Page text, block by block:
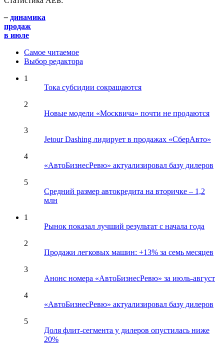
– динамика
продаж
в июле
Самое читаемое
Выбор редактора
1
Тока субсидии сокращаются
2
Новые модели «Москвича» почти не продаются
3
Jetour Dashing лидирует в продажах «СберАвто»
4
«АвтоБизнесРевю» актуализировал базу дилеров
5
Средний размер автокредита на вторичке – 1,2
млн
1
Рынок показал лучший результат с начала года
2
Продажи легковых машин: +13% за семь месяцев
3
Анонс номера «АвтоБизнесРевю» за июль-август
4
«АвтоБизнесРевю» актуализировал базу дилеров
5
Доля флит-сегмента у дилеров опустилась ниже
20%